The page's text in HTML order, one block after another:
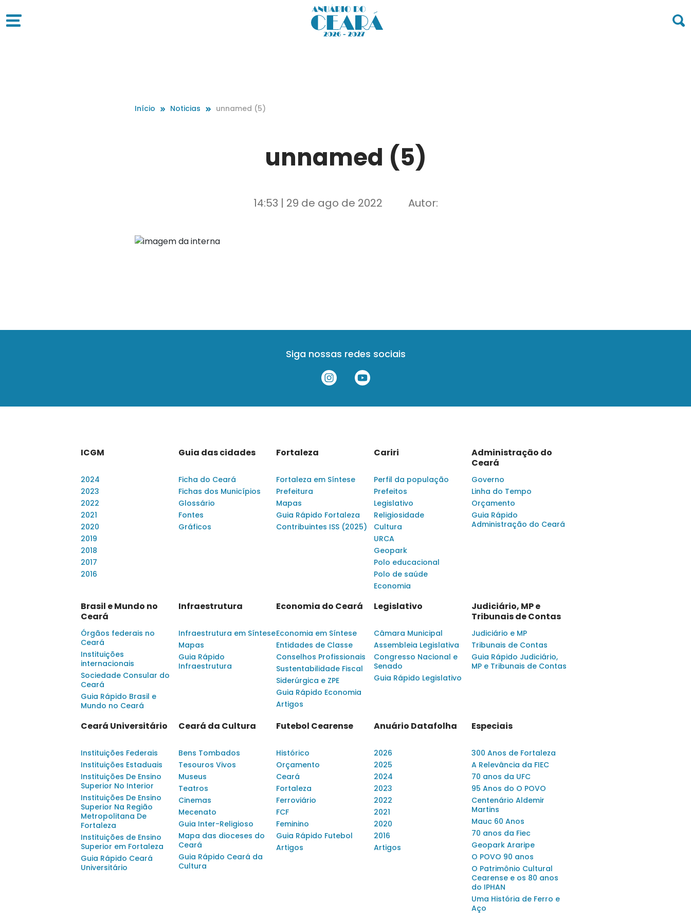
Início Noticias unnamed (5)
unnamed (5)
14:53 | 29 de ago de 2022 Autor:
Siga nossas redes sociais
ICGM
2024
2023
2022
2021
2020
2019
2018
2017
2016
Guia das cidades
Ficha do Ceará
Fichas dos Municípios
Glossário
Fontes
Gráficos
Fortaleza
Fortaleza em Síntese
Prefeitura
Mapas
Guia Rápido Fortaleza
Contribuintes ISS (2025)
Cariri
Perfil da população
Prefeitos
Legislativo
Religiosidade
Cultura
URCA
Geopark
Polo educacional
Polo de saúde
Economia
Administração do
Ceará
Governo
Linha do Tempo
Orçamento
Guia Rápido
Administração do Ceará
Brasil e Mundo no
Ceará
Órgãos federais no
Ceará
Instituições
internacionais
Sociedade Consular do
Ceará
Guia Rápido Brasil e
Mundo no Ceará
Infraestrutura
Infraestrutura em Síntese
Mapas
Guia Rápido
Infraestrutura
Economia do Ceará
Economia em Síntese
Entidades de Classe
Conselhos Profissionais
Sustentabilidade Fiscal
Siderúrgica e ZPE
Guia Rápido Economia
Artigos
Legislativo
Câmara Municipal
Assembleia Legislativa
Congresso Nacional e
Senado
Guia Rápido Legislativo
Judiciário, MP e
Tribunais de Contas
Judiciário e MP
Tribunais de Contas
Guia Rápido Judiciário,
MP e Tribunais de Contas
Ceará Universitário
Instituições Federais
Instituições Estaduais
Instituições De Ensino
Superior No Interior
Instituições De Ensino
Superior Na Região
Metropolitana De
Fortaleza
Instituições de Ensino
Superior em Fortaleza
Guia Rápido Ceará
Universitário
Ceará da Cultura
Bens Tombados
Tesouros Vivos
Museus
Teatros
Cinemas
Mecenato
Guia Inter-Religioso
Mapa das dioceses do
Ceará
Guia Rápido Ceará da
Cultura
Futebol Cearense
Histórico
Orçamento
Ceará
Fortaleza
Ferroviário
FCF
Feminino
Guia Rápido Futebol
Artigos
Anuário Datafolha
2026
2025
2024
2023
2022
2021
2020
2016
Artigos
Especiais
300 Anos de Fortaleza
A Relevância da FIEC
70 anos da UFC
95 Anos do O POVO
Centenário Aldemir
Martins
Mauc 60 Anos
70 anos da Fiec
Geopark Araripe
O POVO 90 anos
O Patrimônio Cultural
Cearense e os 80 anos
do IPHAN
Uma História de Ferro e
Aço